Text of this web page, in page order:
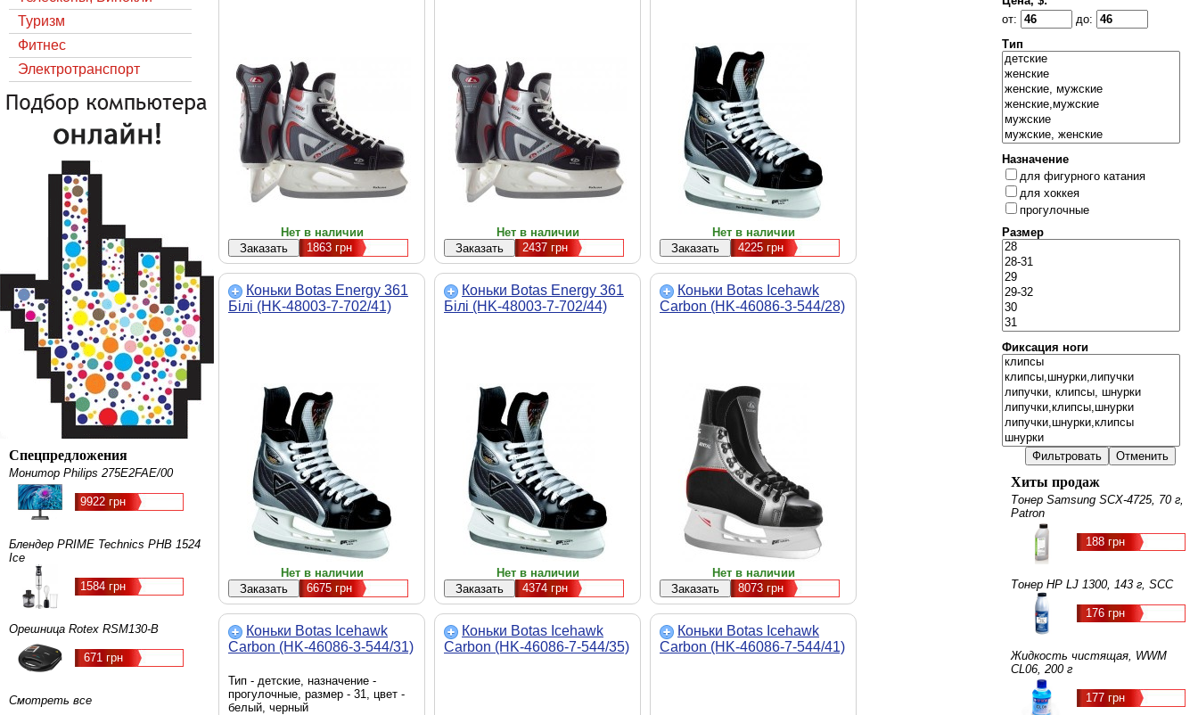
Туризм
Фитнес
Электротранспорт
Спецпредложения
Монитор Philips 275E2FAE/00
9922 грн
Блендер PRIME Technics PHB 1524
Ice
1584 грн
Орешница Rotex RSM130-B
671 грн
Смотреть все
Нет в наличии
1863 грн
Нет в наличии
2437 грн
Нет в наличии
4225 грн
Коньки Botas Energy 361
Бiлi (HK-48003-7-702/41)
Нет в наличии
6675 грн
Коньки Botas Energy 361
Бiлi (HK-48003-7-702/44)
Нет в наличии
4374 грн
Коньки Botas Icehawk
Carbon (HK-46086-3-544/28)
Нет в наличии
8073 грн
Коньки Botas Icehawk
Carbon (HK-46086-3-544/31)
Тип - детские, назначение -
прогулочные, размер - 31, цвет -
белый, черный
Коньки Botas Icehawk
Carbon (HK-46086-7-544/35)
Коньки Botas Icehawk
Carbon (HK-46086-7-544/41)
от:
до:
Тип
Назначение
для фигурного катания
для хоккея
прогулочные
Размер
Фиксация ноги
Хиты продаж
Тонер Samsung SCX-4725, 70 г,
Patron
188 грн
Тонер HP LJ 1300, 143 г, SCC
176 грн
Жидкость чистящая, WWM
CL06, 200 г
177 грн